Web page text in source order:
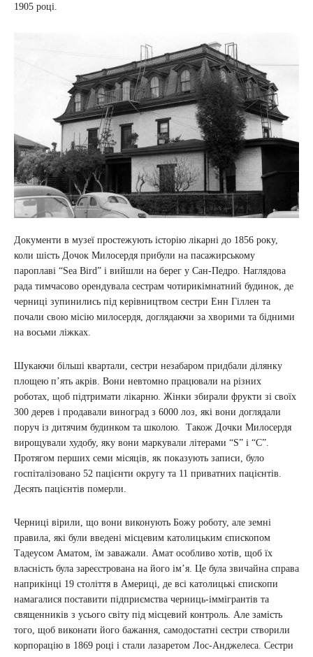
1905 році.
Документи в музеї простежують історію лікарні до 1856 року,
коли шість Дочок Милосердя прибули на пасажирському
пароплаві “Sea Bird” і вийшли на берег у Сан-Педро. Наглядова
рада тимчасово орендувала сестрам чотирикімнатний будинок, де
черниці зупинились під керівництвом сестри Енн Гіллен та
почали свою місію милосердя, доглядаючи за хворими та бідними
на восьми ліжках.
Шукаючи більші квартали, сестри незабаром придбали ділянку
площею пʼять акрів. Вони невтомно працювали на різних
роботах, щоб підтримати лікарню. Жінки збирали фрукти зі своїх
300 дерев і продавали виноград з 6000 лоз, які вони доглядали
поруч із дитячим будинком та школою. Також Дочки Милосердя
вирощували худобу, яку вони маркували літерами “S” і “C”.
Протягом перших семи місяців, як показують записи, було
госпіталізовано 52 пацієнти округу та 11 приватних пацієнтів.
Десять пацієнтів померли.
Черниці вірили, що вони виконують Божу роботу, але земні
правила, які були введені місцевим католицьким єпископом
Тадеусом Аматом, їм заважали. Амат особливо хотів, щоб їх
власність була зареєстрована на його імʼя. Це була звичайна справа
наприкінці 19 століття в Америці, де всі католицькі єпископи
намагалися поставити підприємства черниць-іммігрантів та
священників з усього світу під місцевий контроль. Але замість
того, щоб виконати його бажання, самодостатні сестри створили
корпорацію в 1869 році і стали лазаретом Лос-Анджелеса. Сестри